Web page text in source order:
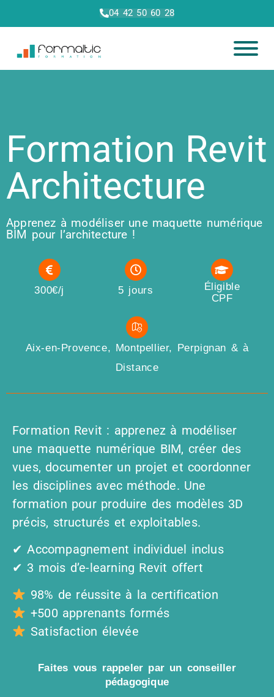
04 42 50 60 28
Formation Revit
Architecture
Apprenez à modéliser une maquette numérique
BIM pour l’architecture !
300€/j 5 jours
Éligible
CPF
Aix-en-Provence, Montpellier, Perpignan & à
Distance
Formation Revit : apprenez à modéliser
une maquette numérique BIM, créer des
vues, documenter un projet et coordonner
les disciplines avec méthode. Une
formation pour produire des modèles 3D
précis, structurés et exploitables.
✔ Accompagnement individuel inclus
✔ 3 mois d’e-learning Revit offert
98% de réussite à la certification
+500 apprenants formés
Satisfaction élevée
Faites vous rappeler par un conseiller
pédagogique